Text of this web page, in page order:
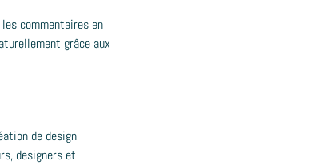
commentaires en
grâce aux
de design
designers et